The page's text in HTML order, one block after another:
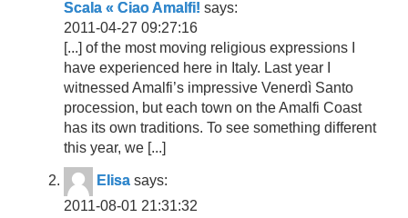
Scala « Ciao Amalfi! says:
2011-04-27 09:27:16
[...] of the most moving religious expressions I
have experienced here in Italy. Last year I
witnessed Amalfi’s impressive Venerdì Santo
procession, but each town on the Amalfi Coast
has its own traditions. To see something different
this year, we [...]
Elisa says:
2011-08-01 21:31:32